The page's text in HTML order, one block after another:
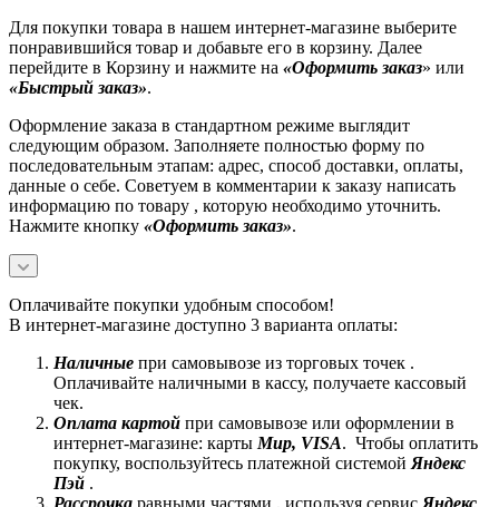
Для покупки товара в нашем интернет-магазине выберите
понравившийся товар и добавьте его в корзину. Далее
перейдите в Корзину и нажмите на «Оформить заказ» или
«Быстрый заказ».
Оформление заказа в стандартном режиме выглядит
следующим образом. Заполняете полностью форму по
последовательным этапам: адрес, способ доставки, оплаты,
данные о себе. Советуем в комментарии к заказу написать
информацию по товару , которую необходимо уточнить.
Нажмите кнопку «Оформить заказ».
Оплачивайте покупки удобным способом!
В интернет-магазине доступно 3 варианта оплаты:
Наличные при самовывозе из торговых точек .
Оплачивайте наличными в кассу, получаете кассовый
чек.
Оплата картой при самовывозе или оформлении в
интернет-магазине: карты Mир, VISA. Чтобы оплатить
покупку, воспользуйтесь платежной системой Яндекс
Пэй .
Рассрочка равными частями , используя сервис Яндекс